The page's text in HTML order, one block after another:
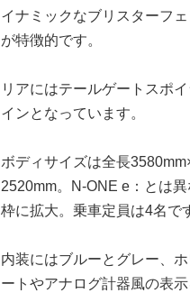
イナミックなブリスターフ
が特徴的です。
リアにはテールゲートスポ
インとなっています。
ボディサイズは全長
2520mm。N-ONE e：とは異
枠に拡大。乗車定員は4名で
内装にはブルーとグレー、
ートやアナログ計器風の表